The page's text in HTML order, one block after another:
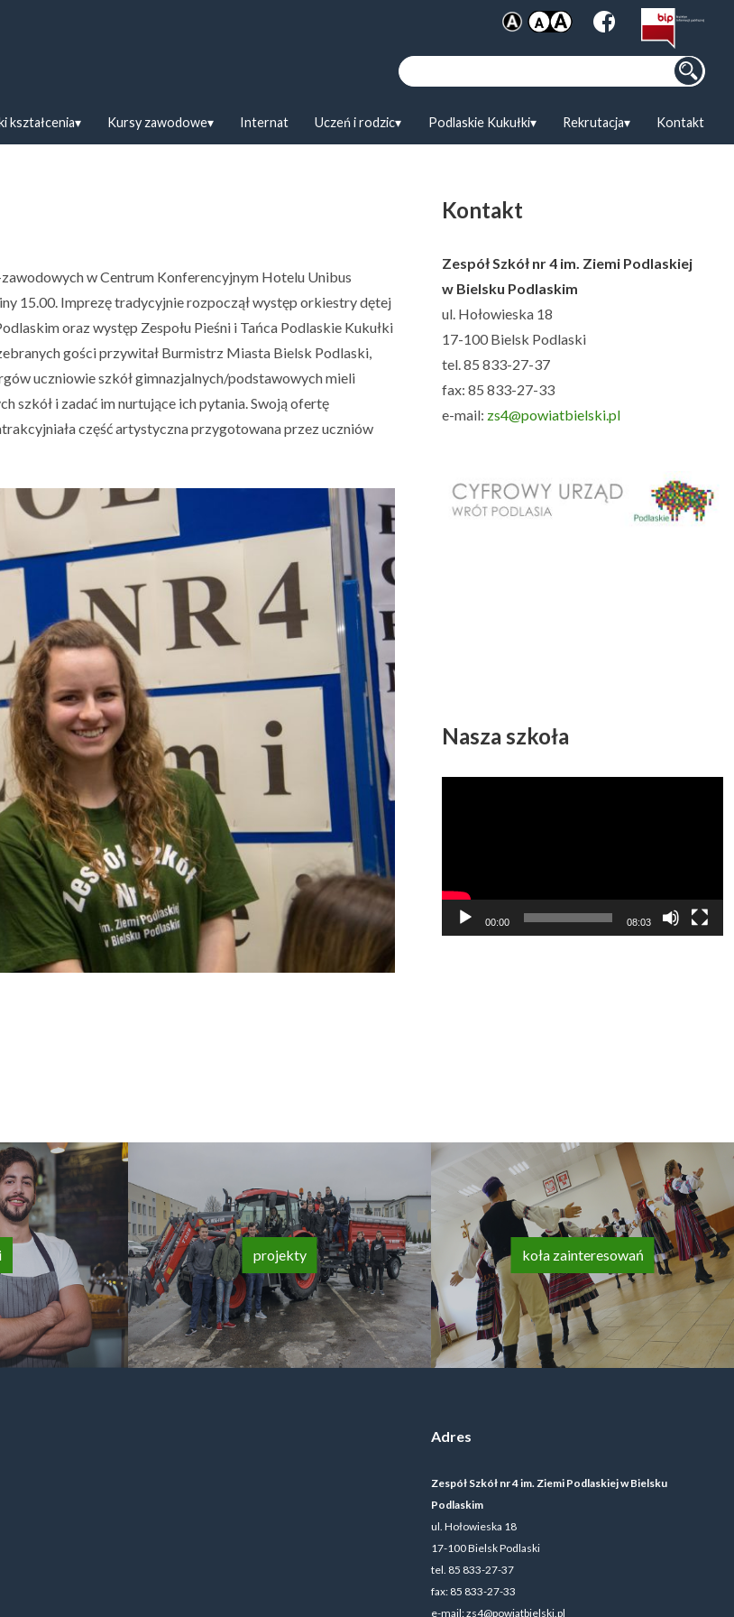
Bielsku Podlaskim
kształcenia Kursy zawodowe Internat Uczeń i rodzic Podlaskie Kukułki Rekrutacja Kontakt
Szukaj:
w Centrum Konferencyjnym Hotelu Unibus
15.00. Imprezę tradycyjnie rozpoczął występ orkiestry dętej
oraz występ Zespołu Pieśni i Tańca Podlaskie Kukułki
gości przywitał Burmistrz Miasta Bielsk Podlaski,
uczniowie szkół gimnazjalnych/podstawowych mieli
szkół i zadać im nurtujące ich pytania. Swoją ofertę
część artystyczna przygotowana przez uczniów
Kontakt
Zespół Szkół nr 4 im. Ziemi Podlaskiej
w Bielsku Podlaskim
ul. Hołowieska 18
17-100 Bielsk Podlaski
tel. 85 833-27-37
fax: 85 833-27-33
e-mail: zs4@powiatbielski.pl
Nasza szkoła
00:00 08:03
projekty koła zainteresowań
Adres
Zespół Szkół nr 4 im. Ziemi Podlaskiej w Bielsku
Podlaskim
ul. Hołowieska 18
17-100 Bielsk Podlaski
tel. 85 833-27-37
fax: 85 833-27-33
e-mail:zs4@powiatbielski.pl